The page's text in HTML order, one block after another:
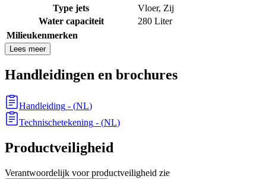
Type jets Vloer, Zij
Water capaciteit
280 Liter
Milieukenmerken
Lees meer
Handleidingen en brochures
Handleiding - (NL)
Technischetekening - (NL)
Productveiligheid
Verantwoordelijk voor productveiligheid zie